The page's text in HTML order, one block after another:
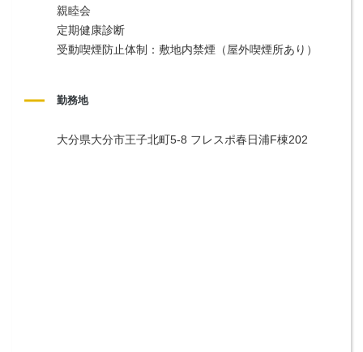
親睦会
定期健康診断
受動喫煙防止体制：敷地内禁煙（屋外喫煙所あり）
勤務地
大分県大分市王子北町5-8 フレスポ春日浦F棟202